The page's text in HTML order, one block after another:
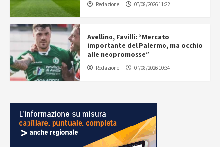
Redazione 07/08/2026 11:22
Avellino, Favilli: “Mercato
importante del Palermo, ma occhio
alle neopromosse”
Redazione 07/08/2026 10:34